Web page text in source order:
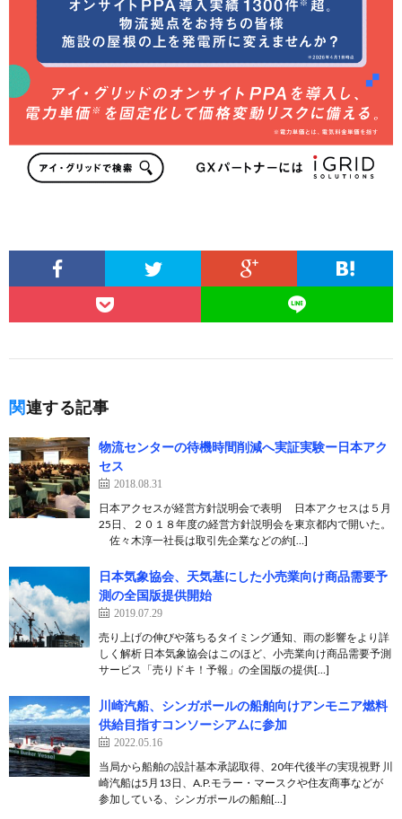
関連する記事
物流センターの待機時間削減へ実証実験ー日本アク
セス
2018.08.31
日本アクセスが経営方針説明会で表明 日本アクセスは５月
25日、２０１８年度の経営方針説明会を東京都内で開いた。
佐々木淳一社長は取引先企業などの約[…]
日本気象協会、天気基にした小売業向け商品需要予
測の全国版提供開始
2019.07.29
売り上げの伸びや落ちるタイミング通知、雨の影響をより詳
しく解析 日本気象協会はこのほど、小売業向け商品需要予測
サービス「売りドキ！予報」の全国版の提供[…]
川崎汽船、シンガポールの船舶向けアンモニア燃料
供給目指すコンソーシアムに参加
2022.05.16
当局から船舶の設計基本承認取得、20年代後半の実現視野 川
崎汽船は5月13日、A.P.モラー・マースクや住友商事などが
参加している、シンガポールの船舶[…]